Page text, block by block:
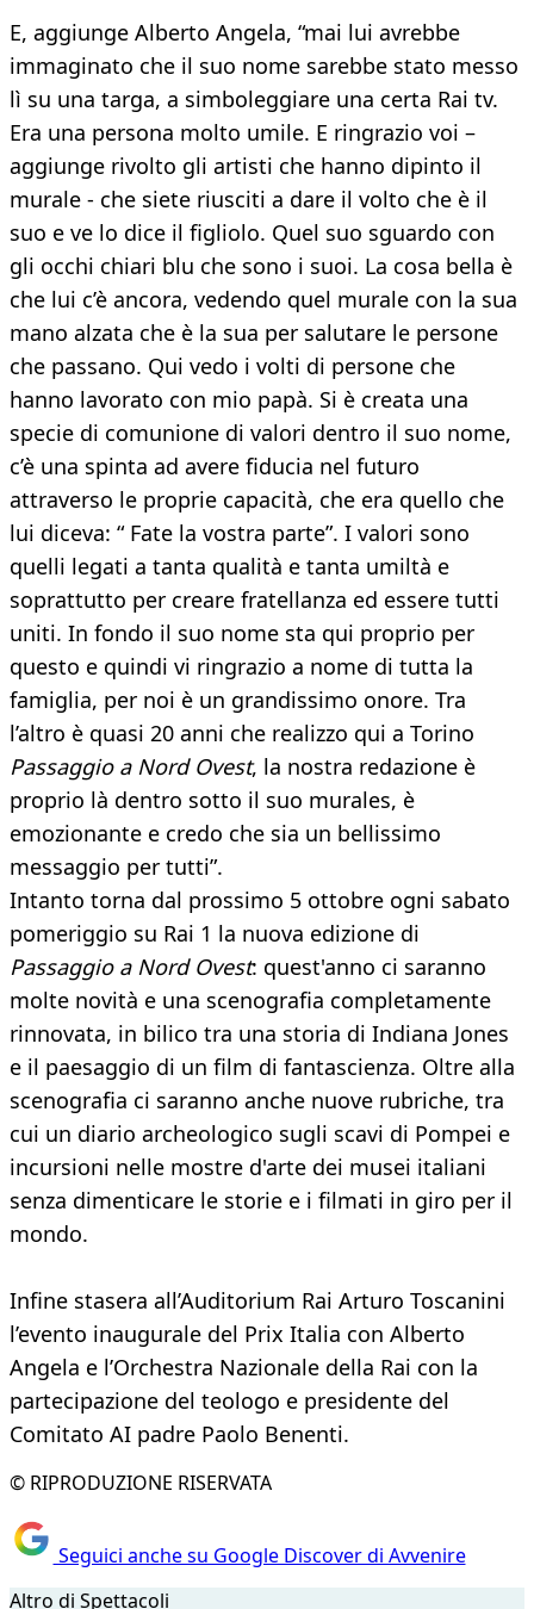
E, aggiunge Alberto Angela, “mai lui avrebbe
immaginato che il suo nome sarebbe stato messo
lì su una targa, a simboleggiare una certa Rai tv.
Era una persona molto umile. E ringrazio voi –
aggiunge rivolto gli artisti che hanno dipinto il
murale - che siete riusciti a dare il volto che è il
suo e ve lo dice il figliolo. Quel suo sguardo con
gli occhi chiari blu che sono i suoi. La cosa bella è
che lui c’è ancora, vedendo quel murale con la sua
mano alzata che è la sua per salutare le persone
che passano. Qui vedo i volti di persone che
hanno lavorato con mio papà. Si è creata una
specie di comunione di valori dentro il suo nome,
c’è una spinta ad avere fiducia nel futuro
attraverso le proprie capacità, che era quello che
lui diceva: “ Fate la vostra parte”. I valori sono
quelli legati a tanta qualità e tanta umiltà e
soprattutto per creare fratellanza ed essere tutti
uniti. In fondo il suo nome sta qui proprio per
questo e quindi vi ringrazio a nome di tutta la
famiglia, per noi è un grandissimo onore. Tra
l’altro è quasi 20 anni che realizzo qui a Torino
Passaggio a Nord Ovest, la nostra redazione è
proprio là dentro sotto il suo murales, è
emozionante e credo che sia un bellissimo
messaggio per tutti”.
Intanto torna dal prossimo 5 ottobre ogni sabato
pomeriggio su Rai 1 la nuova edizione di
Passaggio a Nord Ovest: quest'anno ci saranno
molte novità e una scenografia completamente
rinnovata, in bilico tra una storia di Indiana Jones
e il paesaggio di un film di fantascienza. Oltre alla
scenografia ci saranno anche nuove rubriche, tra
cui un diario archeologico sugli scavi di Pompei e
incursioni nelle mostre d'arte dei musei italiani
senza dimenticare le storie e i filmati in giro per il
mondo.
Infine stasera all’Auditorium Rai Arturo Toscanini
l’evento inaugurale del Prix Italia con Alberto
Angela e l’Orchestra Nazionale della Rai con la
partecipazione del teologo e presidente del
Comitato AI padre Paolo Benenti.
© RIPRODUZIONE RISERVATA
Seguici anche su Google Discover di Avvenire
Altro di Spettacoli